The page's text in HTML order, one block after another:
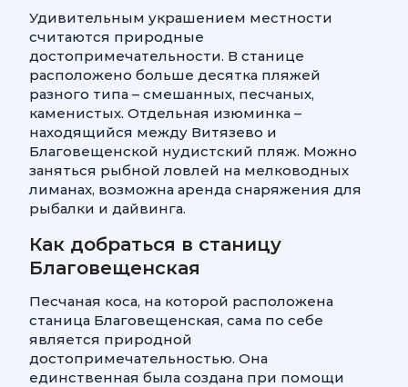
Удивительным украшением местности
считаются природные
достопримечательности. В станице
расположено больше десятка пляжей
разного типа – смешанных, песчаных,
каменистых. Отдельная изюминка –
находящийся между Витязево и
Благовещенской нудистский пляж. Можно
заняться рыбной ловлей на мелководных
лиманах, возможна аренда снаряжения для
рыбалки и дайвинга.
Как добраться в станицу
Благовещенская
Песчаная коса, на которой расположена
станица Благовещенская, сама по себе
является природной
достопримечательностью. Она
единственная была создана при помощи